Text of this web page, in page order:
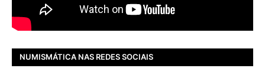
NUMISMÁTICA NAS REDES SOCIAIS